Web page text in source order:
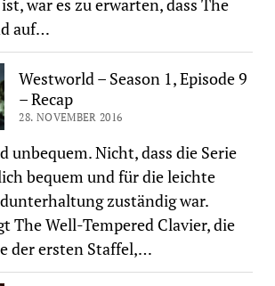
war es zu erwarten, dass The
auf…
Westworld – Season 1, Episode 9
– Recap
28. NOVEMBER 2016
unbequem. Nicht, dass die Serie
bequem und für die leichte
zuständig war.
The Well-Tempered Clavier, die
der ersten Staffel,…